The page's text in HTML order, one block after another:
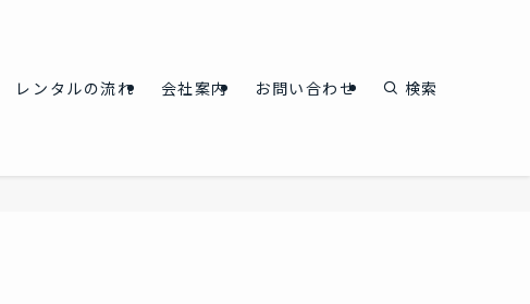
レンタルの流れ 会社案内 お問い合わせ 検索